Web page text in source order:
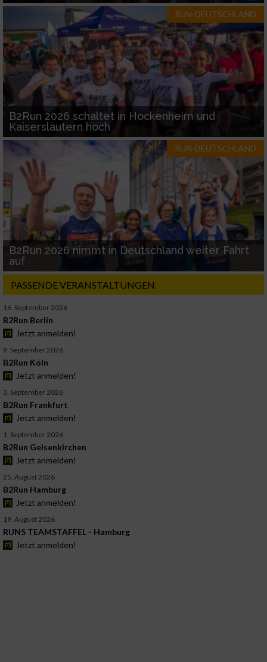
RUN-DEUTSCHLAND
B2Run 2026 schaltet in Hockenheim und
Kaiserslautern hoch
RUN-DEUTSCHLAND
B2Run 2026 nimmt in Deutschland weiter Fahrt
auf
PASSENDE VERANSTALTUNGEN
16. September 2026
B2Run Berlin
Jetzt anmelden!
9. September 2026
B2Run Köln
Jetzt anmelden!
3. September 2026
B2Run Frankfurt
Jetzt anmelden!
1. September 2026
B2Run Gelsenkirchen
Jetzt anmelden!
25. August 2026
B2Run Hamburg
Jetzt anmelden!
19. August 2026
RUN5 TEAMSTAFFEL - Hamburg
Jetzt anmelden!